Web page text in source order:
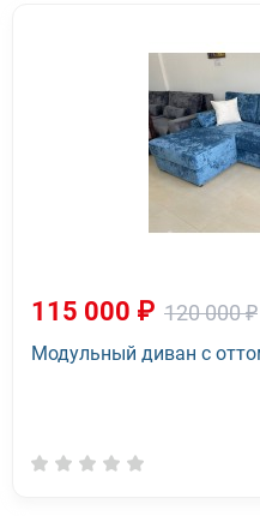
115 000 ₽ 120 000 ₽
Модульный диван с